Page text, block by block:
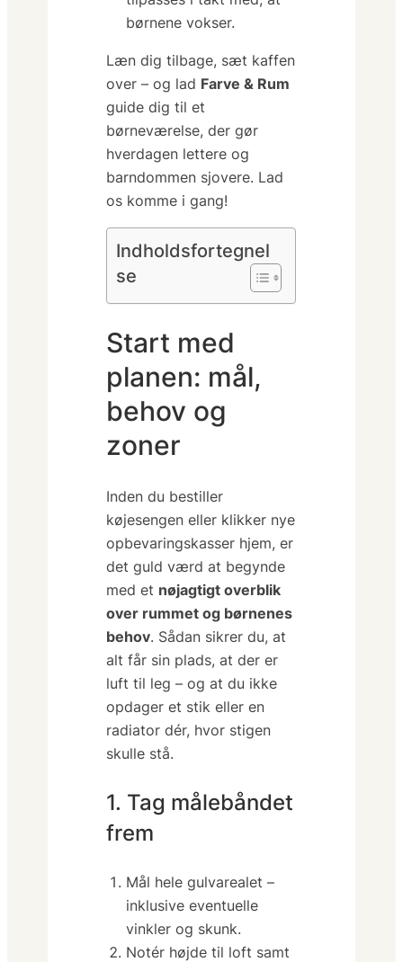
børnene vokser.
Læn dig tilbage, sæt kaffen
over – og lad Farve & Rum
guide dig til et
børneværelse, der gør
hverdagen lettere og
barndommen sjovere. Lad
os komme i gang!
Indholdsfortegnel
se
Start med
planen: mål,
behov og
zoner
Inden du bestiller
køjesengen eller klikker nye
opbevaringskasser hjem, er
det guld værd at begynde
med et nøjagtigt overblik
over rummet og børnenes
behov. Sådan sikrer du, at
alt får sin plads, at der er
luft til leg – og at du ikke
opdager et stik eller en
radiator dér, hvor stigen
skulle stå.
1. Tag målebåndet
frem
Mål hele gulvarealet –
inklusive eventuelle
vinkler og skunk.
Notér højde til loft samt